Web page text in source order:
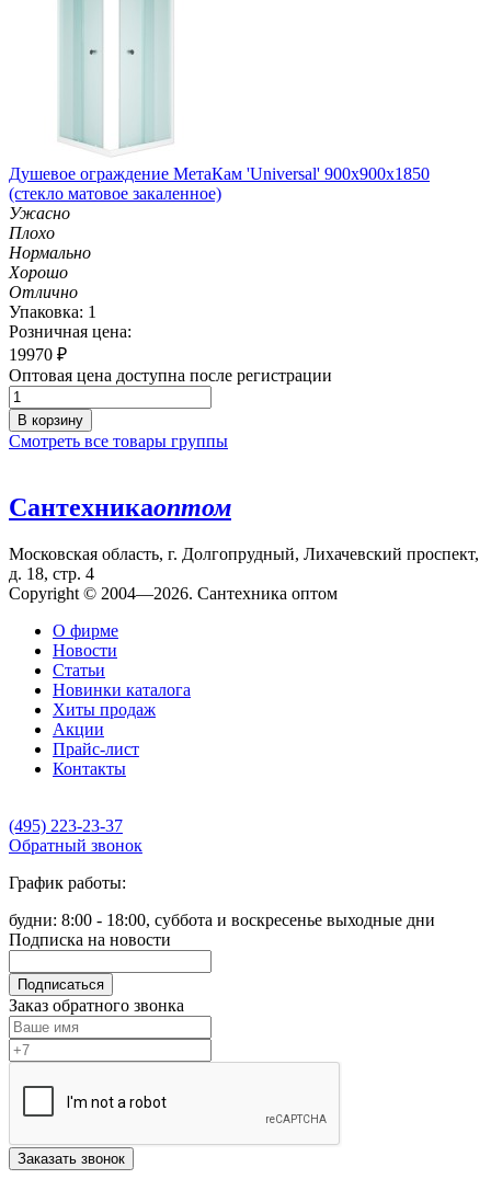
Душевое ограждение МетаКам 'Universal' 900х900х1850
(стекло матовое закаленное)
Ужасно
Плохо
Нормально
Хорошо
Отлично
Упаковка: 1
Розничная цена:
19970 ₽
Оптовая цена доступна после регистрации
В корзину
Смотреть все товары группы
Сантехникаоптом
Московская область, г. Долгопрудный, Лихачевский проспект,
д. 18, стр. 4
Copyright © 2004—2026. Сантехника оптом
О фирме
Новости
Статьи
Новинки каталога
Хиты продаж
Акции
Прайс-лист
Контакты
(495) 223-23-37
Обратный звонок
График работы:
будни: 8:00 - 18:00, суббота и воскресенье выходные дни
Подписка на новости
Подписаться
Заказ обратного звонка
Заказать звонок